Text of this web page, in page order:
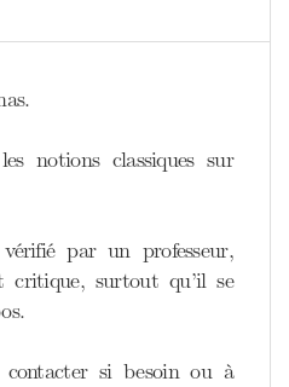
notions classiques sur
par un professeur,
critique, surtout qu’il se
contacter si besoin ou à